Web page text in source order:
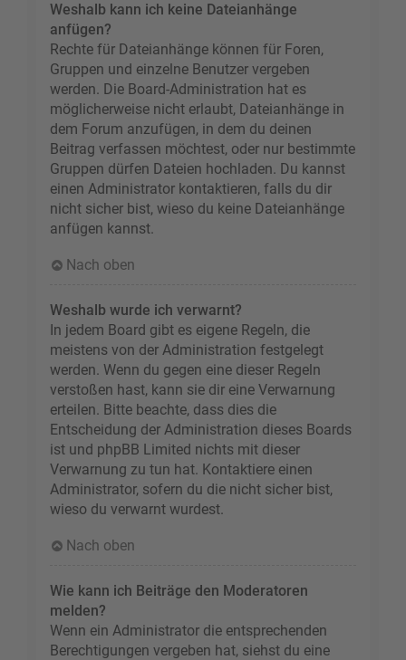
Weshalb kann ich keine Dateianhänge
anfügen?
Rechte für Dateianhänge können für Foren,
Gruppen und einzelne Benutzer vergeben
werden. Die Board-Administration hat es
möglicherweise nicht erlaubt, Dateianhänge in
dem Forum anzufügen, in dem du deinen
Beitrag verfassen möchtest, oder nur bestimmte
Gruppen dürfen Dateien hochladen. Du kannst
einen Administrator kontaktieren, falls du dir
nicht sicher bist, wieso du keine Dateianhänge
anfügen kannst.
Nach oben
Weshalb wurde ich verwarnt?
In jedem Board gibt es eigene Regeln, die
meistens von der Administration festgelegt
werden. Wenn du gegen eine dieser Regeln
verstoßen hast, kann sie dir eine Verwarnung
erteilen. Bitte beachte, dass dies die
Entscheidung der Administration dieses Boards
ist und phpBB Limited nichts mit dieser
Verwarnung zu tun hat. Kontaktiere einen
Administrator, sofern du die nicht sicher bist,
wieso du verwarnt wurdest.
Nach oben
Wie kann ich Beiträge den Moderatoren
melden?
Wenn ein Administrator die entsprechenden
Berechtigungen vergeben hat, siehst du eine